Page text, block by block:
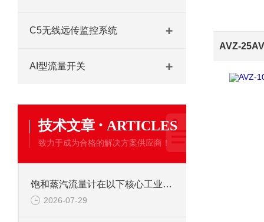
C5无线远传监控系统
AI型流量开关
技术文章 · ARTICLES
致力于成为合格的解决方案供应商！
饱和蒸汽流量计在以下核心工业领域发挥着关键作用
2026-07-29
AVZ-